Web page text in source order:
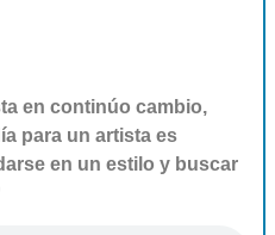
en continúo cambio,
para un artista es
en un estilo y buscar